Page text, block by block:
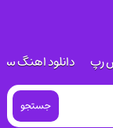
رپ دانلود اهنگ
جستجو